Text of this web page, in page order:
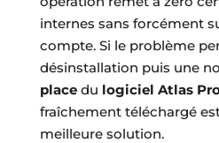
internes sans forcément
compte. Si le problème
désinstallation puis une
placedu logiciel Atlas
fraîchement téléchargé
meilleure solution.